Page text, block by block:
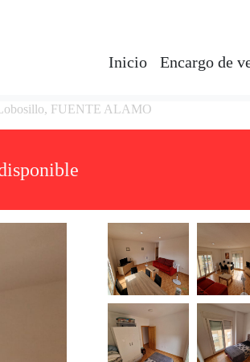
Inicio Encargo de
FUENTE ALAMO